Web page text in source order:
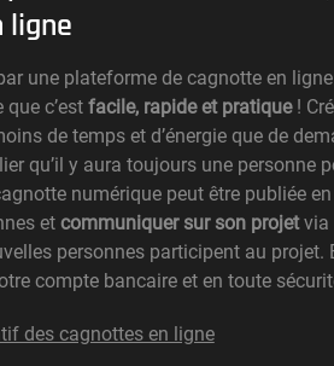
ligne
une plateforme de cagnotte en
c’est facile, rapide et pratique!
de temps et d’énergie que de
qu’il y aura toujours une personne
numérique peut être publiée
et communiquer sur son projetvia
personnes participent au
compte bancaire et en toute
des cagnottes en ligne